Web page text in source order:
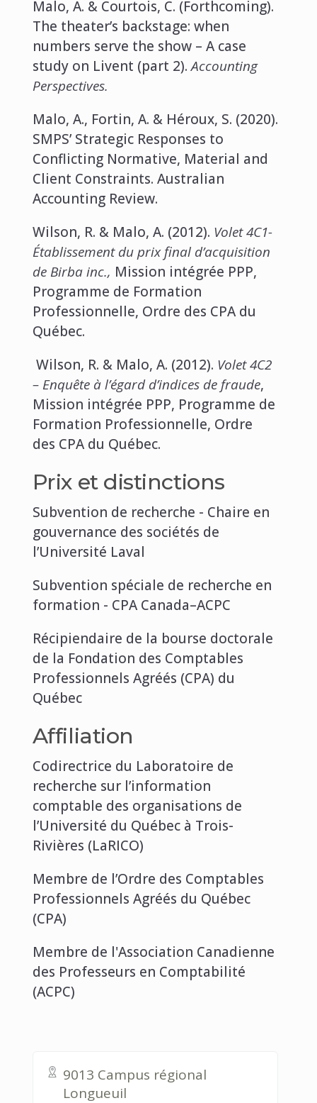
Malo, A. & Courtois, C. (Forthcoming).
The theater’s backstage: when
numbers serve the show – A case
study on Livent (part 2).Accounting
Perspectives.
Malo, A., Fortin, A. & Héroux, S. (2020).
SMPS’ Strategic Responses to
Conflicting Normative, Material and
Client Constraints. Australian
Accounting Review.
Wilson, R. & Malo, A. (2012). Volet 4C1-
Établissement du prix final d’acquisition
de Birba inc., Mission intégrée PPP,
Programme de Formation
Professionnelle, Ordre des CPA du
Québec.
Wilson, R. & Malo, A. (2012). Volet 4C2
– Enquête à l’égard d’indices de fraude,
Mission intégrée PPP, Programme de
Formation Professionnelle, Ordre
des CPA du Québec.
Prix et distinctions
Subvention de recherche - Chaire en
gouvernance des sociétés de
l’Université Laval
Subvention spéciale de recherche en
formation - CPA Canada–ACPC
Récipiendaire de la bourse doctorale
de la Fondation des Comptables
Professionnels Agréés (CPA) du
Québec
Affiliation
Codirectrice du Laboratoire de
recherche sur l’information
comptable des organisations de
l’Université du Québec à Trois-
Rivières (LaRICO)
Membre de l’Ordre des Comptables
Professionnels Agréés du Québec
(CPA)
Membre de l'Association Canadienne
des Professeurs en Comptabilité
(ACPC)
9013 Campus régional
Longueuil